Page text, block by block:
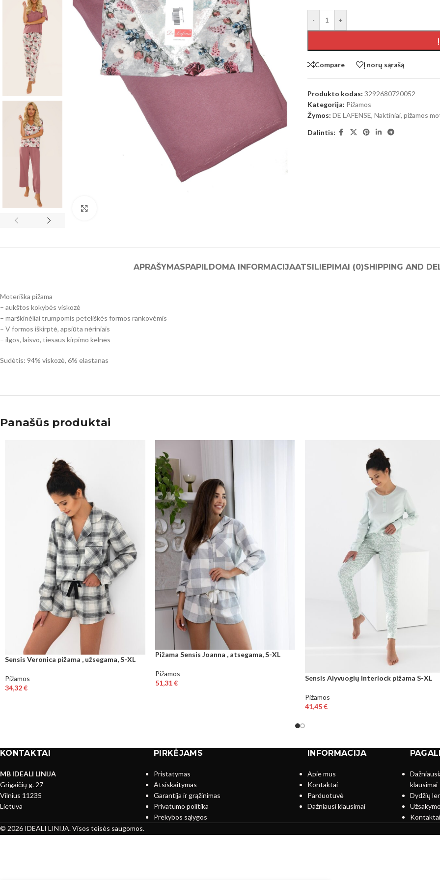
- +
Compare Į norų sąrašą
Produkto kodas: 3292680720052
Kategorija: Pižamos
Žymos: DE LAFENSE, Naktiniai, pižamos
Dalintis:
APRAŠYMASPAPILDOMA INFORMACIJAATSILIEPIMAI (0)SHIPPING AND
Moteriška pižama
– aukštos kokybės viskozė
– marškinėliai trumpomis peteliškės formos rankovėmis
– V formos iškirptė, apsiūta nėriniais
– ilgos, laisvo, tiesaus kirpimo kelnės
Sudėtis: 94% viskozė, 6% elastanas
Panašūs produktai
Sensis Veronica pižama , užsegama, S-XL
Pižamos
34,32€
Pižama Sensis Joanna , atsegama, S-XL
Pižamos
51,31€
Sensis Alyvuogių Interlock pižama S-XL
Pižamos
41,45€
KONTAKTAI
MB IDEALI LINIJA
Grigaičių g. 27
Vilnius 11235
Lietuva
PIRKĖJAMS
Pristatymas
Atsiskaitymas
Garantija ir grąžinimas
Privatumo politika
Prekybos sąlygos
INFORMACIJA
Apie mus
Kontaktai
Parduotuvė
Dažniausi klausimai
klausimai
Dydžių
Kontaktai
© 2026 IDEALI LINIJA. Visos teisės saugomos.